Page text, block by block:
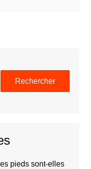
Rechercher
pieds sont-elles